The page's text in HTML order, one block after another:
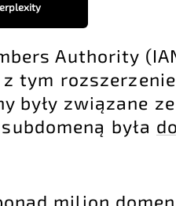
Authority
tym
były związane
była
milion